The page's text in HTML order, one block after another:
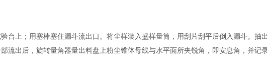
台上；用塞棒塞住漏斗流出口。将尘样装入盛样量筒，用刮片刮平后倒入漏斗。抽
流出后，旋转量角器量出料盘上粉尘锥体母线与水平面所夹锐角，即安息角，并记